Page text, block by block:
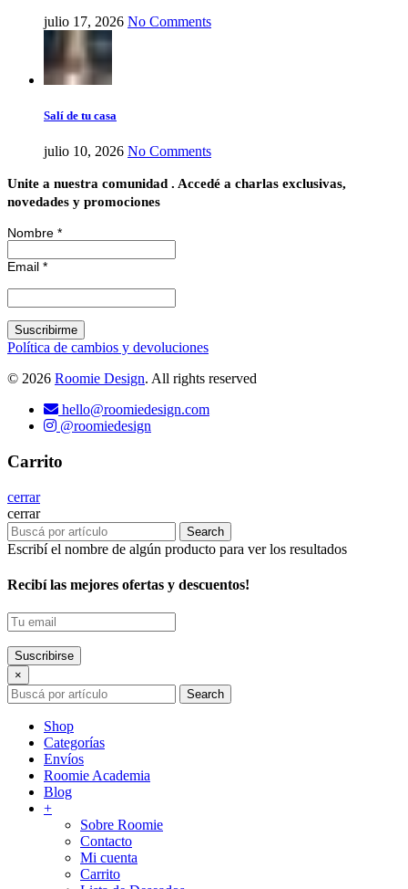
julio 17, 2026 No Comments
Salí de tu casa
julio 10, 2026 No Comments
Unite a nuestra comunidad . Accedé a charlas exclusivas,
novedades y promociones
Nombre *
Email *
Política de cambios y devoluciones
© 2026 Roomie Design. All rights reserved
hello@roomiedesign.com
@roomiedesign
Carrito
cerrar
cerrar
Search
Escribí el nombre de algún producto para ver los resultados
Recibí las mejores ofertas y descuentos!
×
Search
Shop
Categorías
Envíos
Roomie Academia
Blog
+
Sobre Roomie
Contacto
Mi cuenta
Carrito